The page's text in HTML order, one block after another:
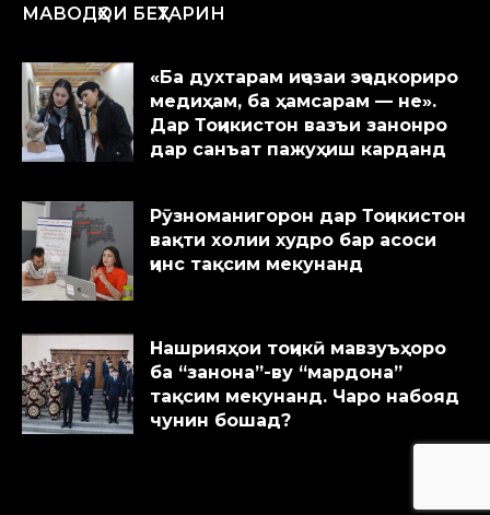
МАВОДҲОИ БЕҲТАРИН
«Ба духтарам иҷозаи эҷодкориро
медиҳам, ба ҳамсарам — не».
Дар Тоҷикистон вазъи занонро
дар санъат пажуҳиш карданд
Рӯзноманигорон дар Тоҷикистон
вақти холии худро бар асоси
ҷинс тақсим мекунанд
Нашрияҳои тоҷикӣ мавзуъҳоро
ба “занона”-ву “мардона”
тақсим мекунанд. Чаро набояд
чунин бошад?